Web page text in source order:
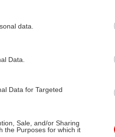
data.
Data.
Data for Targeted
Sale, and/or Sharing
the Purposes for which it